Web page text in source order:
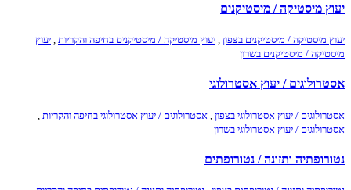
יעוץ מיסטיקה / מיסטיקנים
יעוץ מיסטיקה / מיסטיקנים בצפון , יעוץ מיסטיקה / מיסטיקנים בחיפה והקריות , יעוץ
מיסטיקה / מיסטיקנים בשרון
אסטרולוגים / יעוץ אסטרולוגי
אסטרולוגים / יעוץ אסטרולוגי בצפון אסטרולוגים / יעוץ אסטרולוגי בחיפה והקריות
אסטרולוגים / יעוץ אסטרולוגי בשרון
נטורופתיה ותזונה / נטורופתים